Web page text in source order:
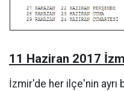
11 Haziran 2017
İzmir'de her ilçe'nin